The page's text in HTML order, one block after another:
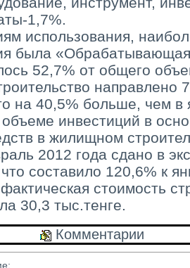
1,7%.
использования,
была
52,7% от общего
направлено
на 40,5% больше, чем
инвестиций в
в жилищном
2012 года сдано в
составило 120,6% к
стоимость
30,3 тыс.тенге.
Комментарии